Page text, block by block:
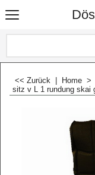
<< Zurück Home >
sitz v L 1 rundung skai